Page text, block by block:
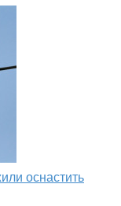
оснастить